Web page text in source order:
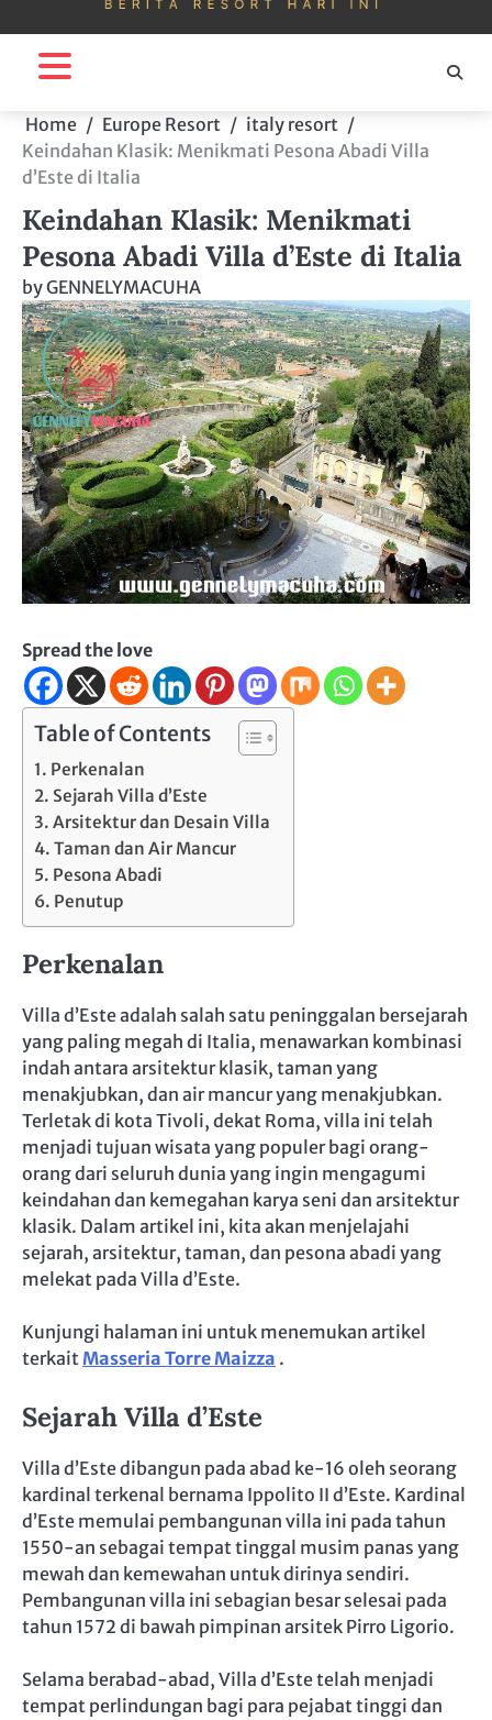
Home Europe Resort
italy resort
Keindahan Klasik: Menikmati Pesona Abadi Villa
d’Este di Italia
Keindahan Klasik: Menikmati
Pesona Abadi Villa d’Este di Italia
byGENNELYMACUHA
Spread the love
Table of Contents
Perkenalan
Sejarah Villa d’Este
Arsitektur dan Desain Villa
Taman dan Air Mancur
Pesona Abadi
Penutup
Perkenalan
Villa d’Este adalah salah satu peninggalan bersejarah
yang paling megah di Italia, menawarkan kombinasi
indah antara arsitektur klasik, taman yang
menakjubkan, dan air mancur yang menakjubkan.
Terletak di kota Tivoli, dekat Roma, villa ini telah
menjadi tujuan wisata yang populer bagi orang-
orang dari seluruh dunia yang ingin mengagumi
keindahan dan kemegahan karya seni dan arsitektur
klasik. Dalam artikel ini, kita akan menjelajahi
sejarah, arsitektur, taman, dan pesona abadi yang
melekat pada Villa d’Este.
Kunjungi halaman ini untuk menemukan artikel
terkait Masseria Torre Maizza .
Sejarah Villa d’Este
Villa d’Este dibangun pada abad ke-16 oleh seorang
kardinal terkenal bernama Ippolito II d’Este. Kardinal
d’Este memulai pembangunan villa ini pada tahun
1550-an sebagai tempat tinggal musim panas yang
mewah dan kemewahan untuk dirinya sendiri.
Pembangunan villa ini sebagian besar selesai pada
tahun 1572 di bawah pimpinan arsitek Pirro Ligorio.
Selama berabad-abad, Villa d’Este telah menjadi
tempat perlindungan bagi para pejabat tinggi dan